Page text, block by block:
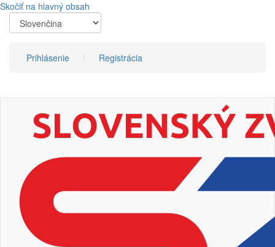
Skočiť na hlavný obsah
Prihlásenie Registrácia